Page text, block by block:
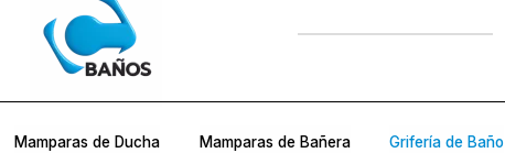
Mamparas de Ducha Mamparas de Bañera Grifería de Baño